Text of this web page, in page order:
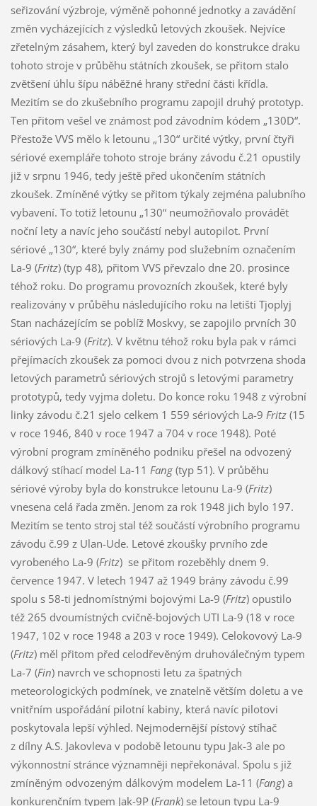
seřizování výzbroje, výměně pohonné jednotky a zavádění
změn vycházejících z výsledků letových zkoušek. Nejvíce
zřetelným zásahem, který byl zaveden do konstrukce draku
tohoto stroje v průběhu státních zkoušek, se přitom stalo
zvětšení úhlu šípu náběžné hrany střední části křídla.
Mezitím se do zkušebního programu zapojil druhý prototyp.
Ten přitom vešel ve známost pod závodním kódem „130D“.
Přestože VVS mělo k letounu „130“ určité výtky, první čtyři
sériové exempláře tohoto stroje brány závodu č.21 opustily
již v srpnu 1946, tedy ještě před ukončením státních
zkoušek. Zmíněné výtky se přitom týkaly zejména palubního
vybavení. To totiž letounu „130“ neumožňovalo provádět
noční lety a navíc jeho součástí nebyl autopilot. První
sériové „130“, které byly známy pod služebním označením
La-9 (Fritz) (typ 48), přitom VVS převzalo dne 20. prosince
téhož roku. Do programu provozních zkoušek, které byly
realizovány v průběhu následujícího roku na letišti Tjoplyj
Stan nacházejícím se poblíž Moskvy, se zapojilo prvních 30
sériových La-9 (Fritz). V květnu téhož roku byla pak v rámci
přejímacích zkoušek za pomoci dvou z nich potvrzena shoda
letových parametrů sériových strojů s letovými parametry
prototypů, tedy vyjma doletu. Do konce roku 1948 z výrobní
linky závodu č.21 sjelo celkem 1 559 sériových La-9 Fritz(15
v roce 1946, 840 v roce 1947 a 704 v roce 1948). Poté
výrobní program zmíněného podniku přešel na odvozený
dálkový stíhací model La-11 Fang(typ 51). V průběhu
sériové výroby byla do konstrukce letounu La-9 (Fritz)
vnesena celá řada změn. Jenom za rok 1948 jich bylo 197.
Mezitím se tento stroj stal též součástí výrobního programu
závodu č.99 z Ulan-Ude. Letové zkoušky prvního zde
vyrobeného La-9 (Fritz) se přitom rozeběhly dnem 9.
července 1947. V letech 1947 až 1949 brány závodu č.99
spolu s 58-ti jednomístnými bojovými La-9 (Fritz) opustilo
též 265 dvoumístných cvičně-bojových UTI La-9 (18 v roce
1947, 102 v roce 1948 a 203 v roce 1949). Celokovový La-9
(Fritz) měl přitom před celodřevěným druhoválečným typem
La-7 (Fin) navrch ve schopnosti letu za špatných
meteorologických podmínek, ve znatelně větším doletu a ve
vnitřním uspořádání pilotní kabiny, která navíc pilotovi
poskytovala lepší výhled. Nejmodernější pístový stíhač
z dílny A.S. Jakovleva v podobě letounu typu Jak-3 ale po
výkonnostní stránce významněji nepřekonával. Spolu s již
zmíněným odvozeným dálkovým modelem La-11 (Fang) a
konkurenčním typem Jak-9P (Frank) se letoun typu La-9